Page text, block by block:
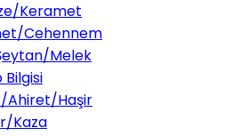
Keramet
Cehennem
Melek
Ahiret/Haşir
Kaza